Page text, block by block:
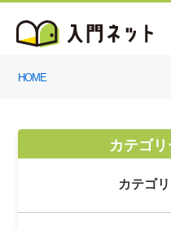
HOME
カテゴ